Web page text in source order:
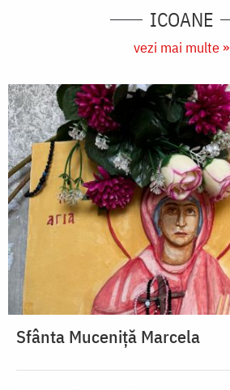
ICOANE
vezi mai multe »
Sfânta Muceniță Marcela